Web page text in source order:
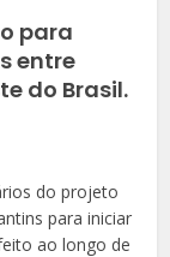
para
entre
do Brasil.
do projeto
para iniciar
ao longo de